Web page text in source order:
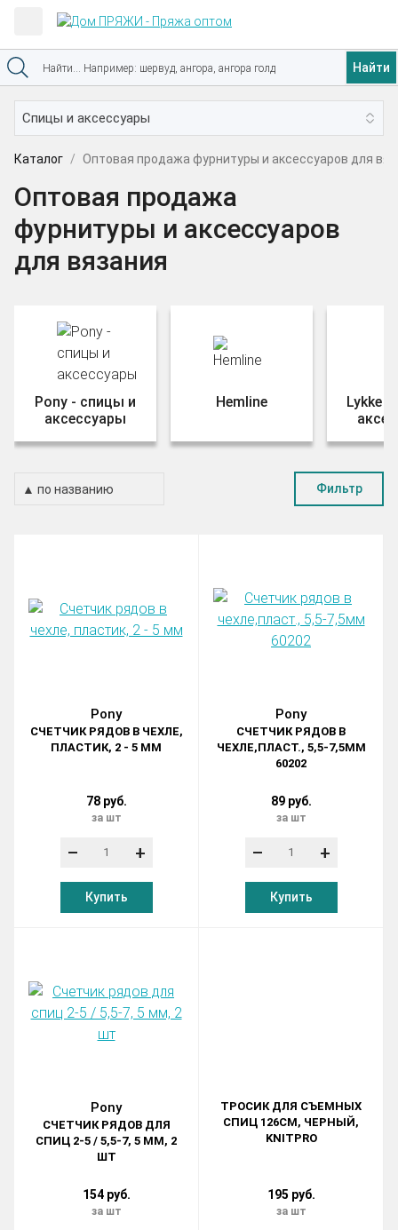
Найти
Каталог Оптовая продажа фурнитуры и аксессуаров для
Оптовая продажа
фурнитуры и аксессуаров
для вязания
Pony - спицы и
аксессуары
Hemline
Lykke -
Фильтр
Pony
СЧЕТЧИК РЯДОВ В ЧЕХЛЕ,
ПЛАСТИК, 2 - 5 ММ
78 руб.
за шт
– +
Купить
Pony
СЧЕТЧИК РЯДОВ В
ЧЕХЛЕ,ПЛАСТ., 5,5-7,5ММ
60202
89 руб.
за шт
– +
Купить
Pony
СЧЕТЧИК РЯДОВ ДЛЯ
СПИЦ 2-5 / 5,5-7, 5 ММ, 2
ШТ
154 руб.
за шт
ТРОСИК ДЛЯ СЪЕМНЫХ
СПИЦ 126СМ, ЧЕРНЫЙ,
KNITPRO
195 руб.
за шт